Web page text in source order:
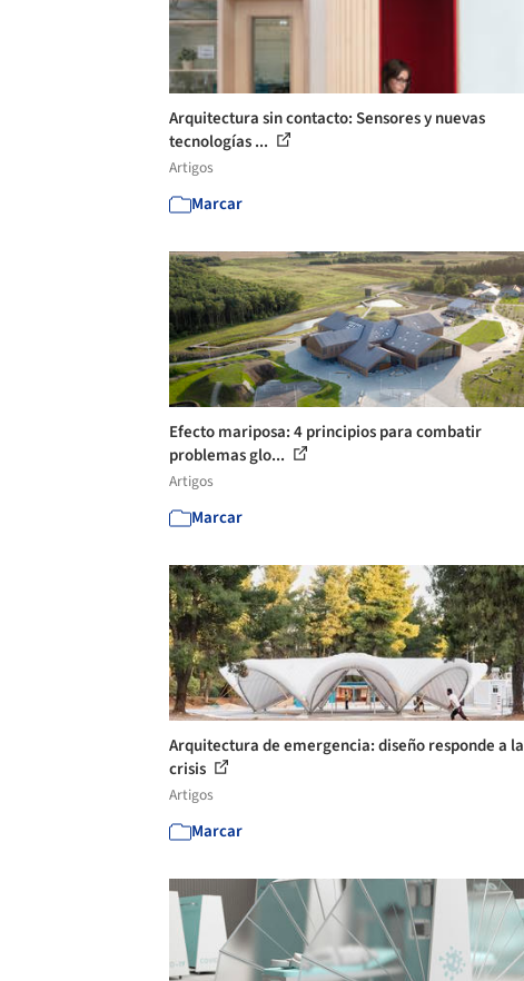
Arquitectura sin contacto: Sensores y nuevas
tecnologías ...
Artigos
Marcar
Efecto mariposa: 4 principios para combatir
problemas glo...
Artigos
Marcar
Arquitectura de emergencia: diseño responde a la
crisis
Artigos
Marcar